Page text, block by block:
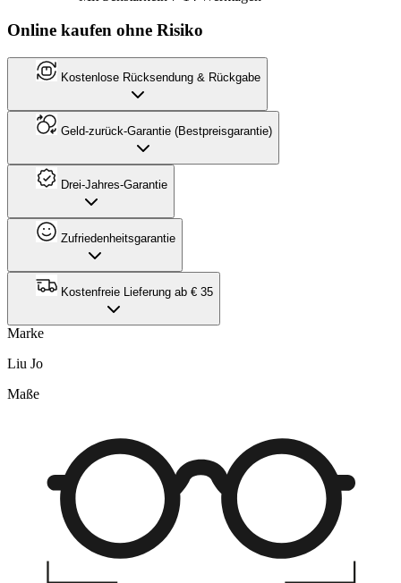
Online kaufen ohne Risiko
Kostenlose Rücksendung & Rückgabe
Geld-zurück-Garantie (Bestpreisgarantie)
Drei-Jahres-Garantie
Zufriedenheitsgarantie
Kostenfreie Lieferung ab € 35
Marke
Liu Jo
Maße